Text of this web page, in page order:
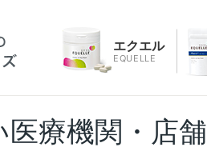
エクエル
EQUELLE
医療機関・店舗